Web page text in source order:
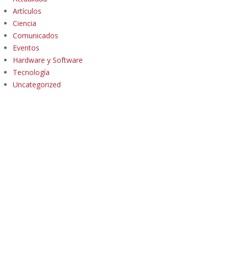
Artículos
Ciencia
Comunicados
Eventos
Hardware y Software
Tecnología
Uncategorized